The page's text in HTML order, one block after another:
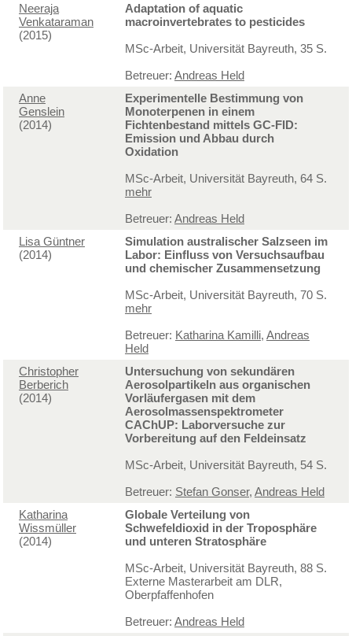
Neeraja
Venkataraman
(2015)
Adaptation of aquatic
macroinvertebrates to pesticides
MSc-Arbeit, Universität Bayreuth, 35 S.
Betreuer: Andreas Held
Anne
Genslein
(2014)
Experimentelle Bestimmung von
Monoterpenen in einem
Fichtenbestand mittels GC-FID:
Emission und Abbau durch
Oxidation
MSc-Arbeit, Universität Bayreuth, 64 S.
mehr
Betreuer: Andreas Held
Lisa Güntner
(2014)
Simulation australischer Salzseen im
Labor: Einfluss von Versuchsaufbau
und chemischer Zusammensetzung
MSc-Arbeit, Universität Bayreuth, 70 S.
mehr
Betreuer: Katharina Kamilli, Andreas
Held
Christopher
Berberich
(2014)
Untersuchung von sekundären
Aerosolpartikeln aus organischen
Vorläufergasen mit dem
Aerosolmassenspektrometer
CAChUP: Laborversuche zur
Vorbereitung auf den Feldeinsatz
MSc-Arbeit, Universität Bayreuth, 54 S.
Betreuer: Stefan Gonser, Andreas Held
Katharina
Wissmüller
(2014)
Globale Verteilung von
Schwefeldioxid in der Troposphäre
und unteren Stratosphäre
MSc-Arbeit, Universität Bayreuth, 88 S.
Externe Masterarbeit am DLR,
Oberpfaffenhofen
Betreuer: Andreas Held